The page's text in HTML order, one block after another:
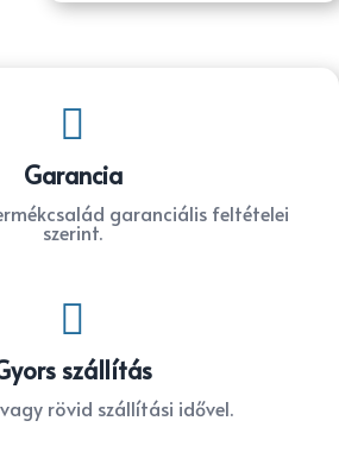

Garancia
garanciális feltételei
szerint.

szállítás
rövid szállítási idővel.